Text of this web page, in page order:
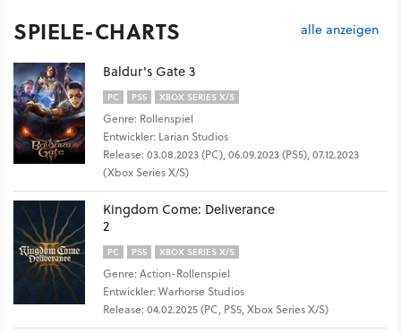
SPIELE-CHARTS alle anzeigen
Baldur's Gate 3
PC PS5 XBOX SERIES X/S
Genre: Rollenspiel
Entwickler: Larian Studios
Release: 03.08.2023 (PC), 06.09.2023 (PS5), 07.12.2023
(Xbox Series X/S)
Kingdom Come: Deliverance
2
PC PS5 XBOX SERIES X/S
Genre: Action-Rollenspiel
Entwickler: Warhorse Studios
Release: 04.02.2025 (PC, PS5, Xbox Series X/S)